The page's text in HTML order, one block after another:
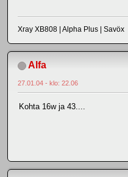
Xray XB808 | Alpha Plus | Savöx
Alfa
27.01.04 - klo: 22.06
Kohta 16w ja 43....